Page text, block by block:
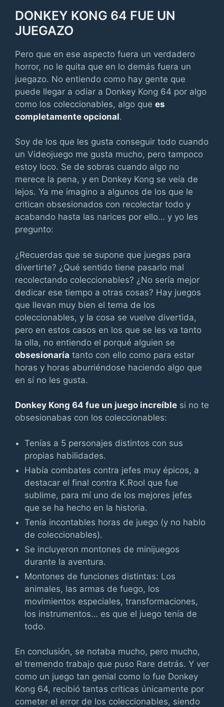
DONKEY KONG 64 FUE UN
JUEGAZO
Pero que en ese aspecto fuera un verdadero
horror, no le quita que en lo demás fuera un
juegazo. No entiendo como hay gente que
puede llegar a odiar a Donkey Kong 64 por algo
como los coleccionables, algo que es
completamente opcional.
Soy de los que les gusta conseguir todo cuando
un Videojuego me gusta mucho, pero tampoco
estoy loco. Se de sobras cuando algo no
merece la pena, y en Donkey Kong se veía de
lejos. Ya me imagino a algunos de los que le
critican obsesionados con recolectar todo y
acabando hasta las narices por ello… y yo les
pregunto:
¿Recuerdas que se supone que juegas para
divertirte? ¿Qué sentido tiene pasarlo mal
recolectando coleccionables? ¿No sería mejor
dedicar ese tiempo a otras cosas? Hay juegos
que llevan muy bien el tema de los
coleccionables, y la cosa se vuelve divertida,
pero en estos casos en los que se les va tanto
la olla, no entiendo el porqué alguien se
obsesionaría tanto con ello como para estar
horas y horas aburriéndose haciendo algo que
en sí no les gusta.
Donkey Kong 64 fue un juego increíble si no te
obsesionabas con los coleccionables:
Tenías a 5 personajes distintos con sus
propias habilidades.
Había combates contra jefes muy épicos, a
destacar el final contra K.Rool que fue
sublime, para mí uno de los mejores jefes
que se ha hecho en la historia.
Tenía incontables horas de juego (y no hablo
de coleccionables).
Se incluyeron montones de minijuegos
durante la aventura.
Montones de funciones distintas: Los
animales, las armas de fuego, los
movimientos especiales, transformaciones,
los instrumentos… es que el juego tenía de
todo.
En conclusión, se notaba mucho, pero mucho,
el tremendo trabajo que puso Rare detrás. Y ver
como un juego tan genial como lo fue Donkey
Kong 64, recibió tantas críticas únicamente por
cometer el error de los coleccionables, siendo